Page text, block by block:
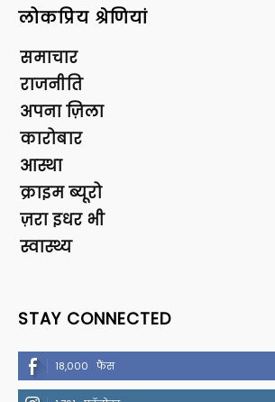
लोकप्रिय श्रेणियां
समाचार
राजनीति
अपना ज़िला
कारोबार
आस्था
क्राइम ब्यूरो
ज़रा इधर भी
स्वास्थ्य
STAY CONNECTED
18,000 फैंस